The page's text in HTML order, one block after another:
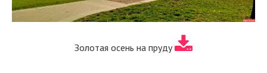
Золотая осень на пруду